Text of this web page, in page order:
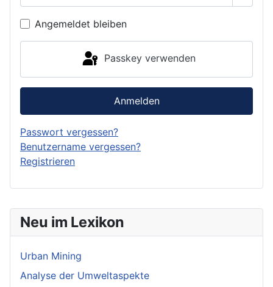
Neu im Lexikon
Urban Mining
Analyse der Umweltaspekte
Angemeldet bleiben
Passkey verwenden
Anmelden
Passwort vergessen?
Benutzername vergessen?
Registrieren